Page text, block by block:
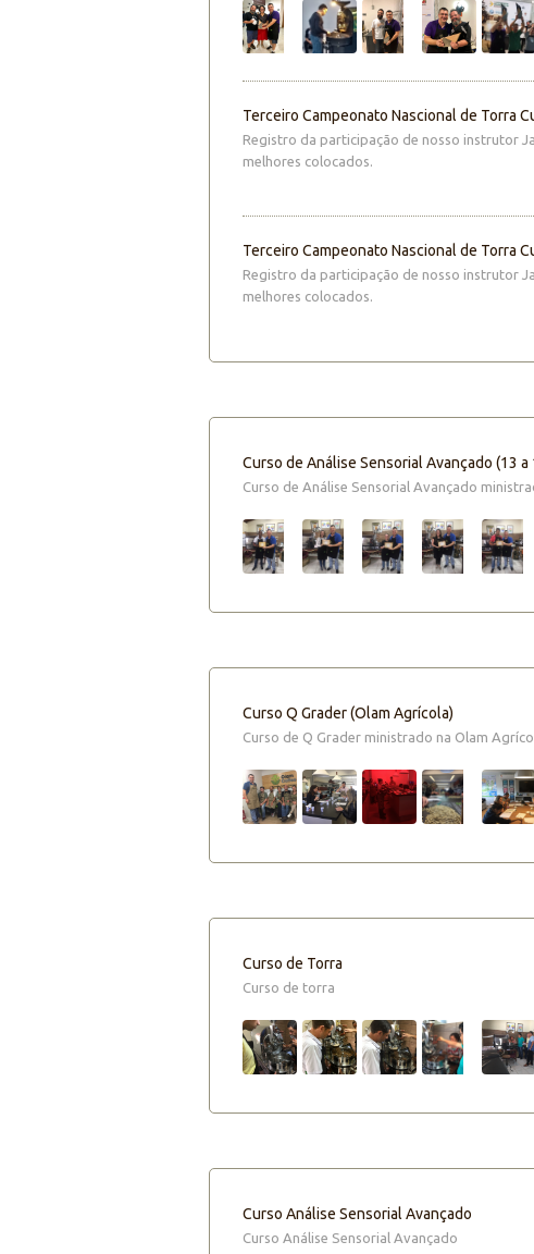
Terceiro Campeonato Nascional de Torra
Registro da participação de nosso instrutor
melhores colocados.
Terceiro Campeonato Nascional de Torra
Registro da participação de nosso instrutor
melhores colocados.
Curso de Análise Sensorial Avançado (13 a
Curso de Análise Sensorial Avançado
Curso Q Grader (Olam Agrícola)
Curso de Q Grader ministrado na Olam
Curso de Torra
Curso de torra
Curso Análise Sensorial Avançado
Curso Análise Sensorial Avançado